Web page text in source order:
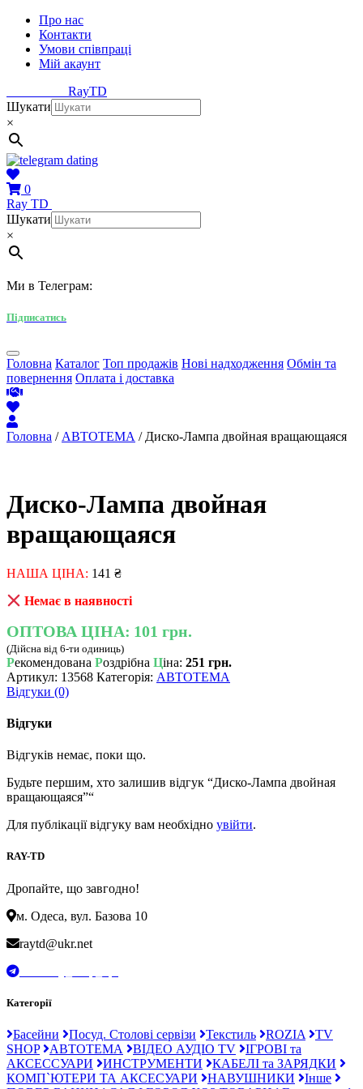
Про нас
Контакти
Умови співпраці
Мій акаунт
RayTD
Шукати
×
0
Ray TD
Шукати
×
Ми в Телеграм:
Підписатись
Головна Каталог Топ продажів Нові надходження Обмін та
повернення Оплата і доставка
Головна / АВТОТЕМА / Диско-Лампа двойная вращающаяся
Диско-Лампа двойная
вращающаяся
НАША ЦІНА: 141 ₴
Немає в наявності
ОПТОВА ЦІНА: 101 грн.
(Дійсна від 6-ти одиниць)
Рекомендована Роздрібна Ціна: 251 грн.
Артикул: 13568 Категорія: АВТОТЕМА
Відгуки (0)
Відгуки
Відгуків немає, поки що.
Будьте першим, хто залишив відгук “Диско-Лампа двойная
вращающаяся”“
Для публікації відгуку вам необхідно увійти.
RAY-TD
Дропайте, що завгодно!
м. Одеса, вул. Базова 10
raytd@ukr.net
Категорії
Басейни Посуд. Столові сервізи Текстиль ROZIA
TV
SHOP
АВТОТЕМА ВІДЕО АУДІО TV
ІГРОВІ та
АКСЕССУАРИ
ИНСТРУМЕНТИ
КАБЕЛІ та ЗАРЯДКИ
КОМП`ЮТЕРИ ТА АКСЕСУАРИ
НАВУШНИКИ
Інше